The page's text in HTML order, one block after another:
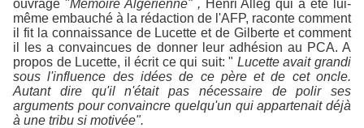
ouvrage "Mémoire Algérienne" , Henri Alleg qui a été lui-
même embauché à la rédaction de l'AFP, raconte comment
il fit la connaissance de Lucette et de Gilberte et comment
il les a convaincues de donner leur adhésion au PCA. A
propos de Lucette, il écrit ce qui suit: " Lucette avait grandi
sous l'influence des idées de ce père et de cet oncle.
Autant dire qu'il n'était pas nécessaire de polir ses
arguments pour convaincre quelqu'un qui appartenait déjà
à une tribu si motivée".